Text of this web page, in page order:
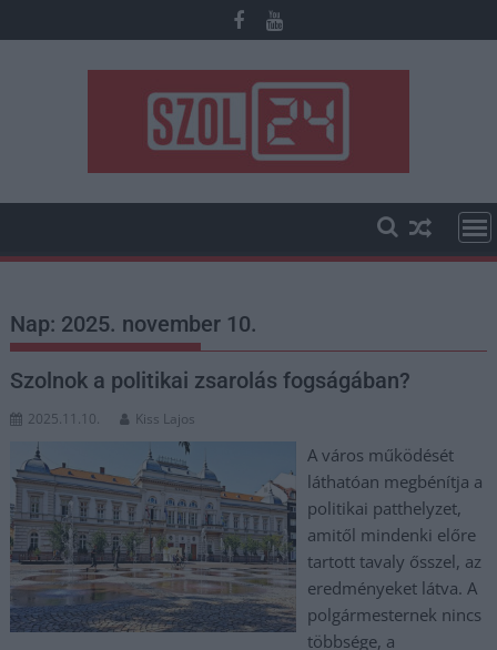
to
Nap: 2025. november 10.
Szolnok a politikai zsarolás fogságában?
2025.11.10. Kiss Lajos
A város működését
láthatóan megbénítja a
politikai patthelyzet,
amitől mindenki előre
tartott tavaly ősszel, az
eredményeket látva. A
polgármesternek nincs
többsége, a